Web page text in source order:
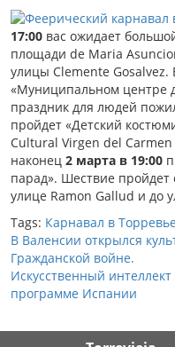
17:00 вас ожидает
площади de Mаria
улицы Clemente Gosаlvez.
«Муниципальном центре
праздник для людей
пройдет «Детский
Cultural Virgen del
наконец 2 марта в 19:00
парад». Шествие
улице Ramоn Gallud и до
Tags: Карнавал в
В Валенсии открылся
Гражданской войне.
Искусственный
программе Испании